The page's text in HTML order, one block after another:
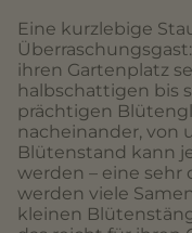
Eine kurzlebige
ihren Gartenplatz
halbschattigen bis
prächtigen
nacheinander, von
Blütenstand kann
werden – eine sehr
werden viele
kleinen